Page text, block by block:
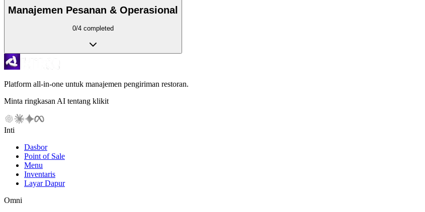
Manajemen Pesanan & Operasional
0/4 completed
Platform all-in-one untuk manajemen pengiriman restoran.
Minta ringkasan AI tentang klikit
Inti
Dasbor
Point of Sale
Menu
Inventaris
Layar Dapur
Omni